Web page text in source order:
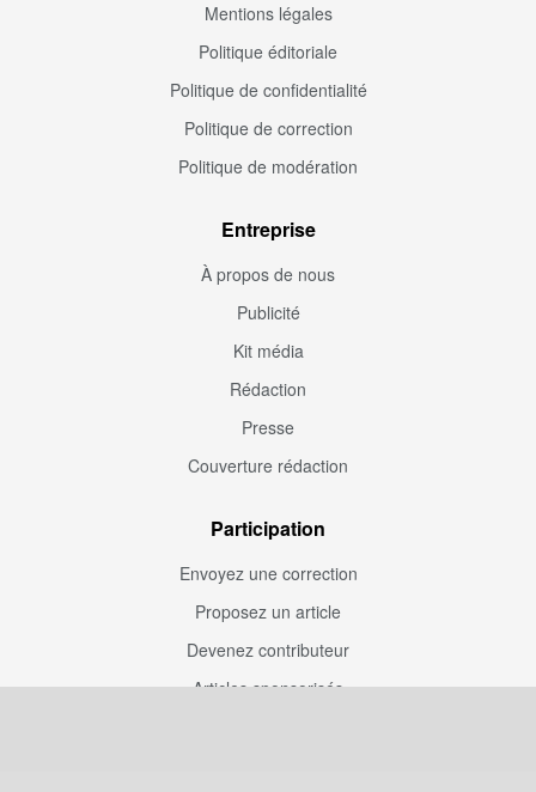
Mentions légales
Politique éditoriale
Politique de confidentialité
Politique de correction
Politique de modération
Entreprise
À propos de nous
Publicité
Kit média
Rédaction
Presse
Couverture rédaction
Participation
Envoyez une correction
Proposez un article
Devenez contributeur
Articles sponsorisés